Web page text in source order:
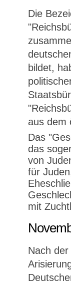
Die
bildet,
aus dem
Das
das
von
für
mit
Nach